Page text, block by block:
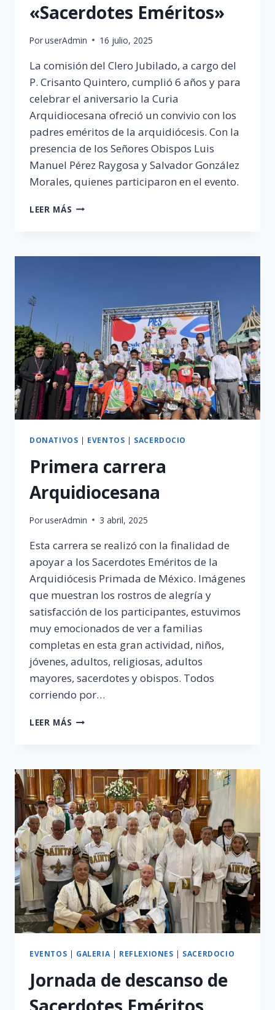
«Sacerdotes Eméritos»
PoruserAdmin 16 julio, 2025
La comisión del Clero Jubilado, a cargo del
P. Crisanto Quintero, cumplió 6 años y para
celebrar el aniversario la Curia
Arquidiocesana ofreció un convivio con los
padres eméritos de la arquidiócesis. Con la
presencia de los Señores Obispos Luis
Manuel Pérez Raygosa y Salvador González
Morales, quienes participaron en el evento.
LEER MÁS SEXTO
DONATIVOS | EVENTOS | SACERDOCIO
Primera carrera
Arquidiocesana
PoruserAdmin 3 abril, 2025
Esta carrera se realizó con la finalidad de
apoyar a los Sacerdotes Eméritos de la
Arquidiócesis Primada de México. Imágenes
que muestran los rostros de alegría y
satisfacción de los participantes, estuvimos
muy emocionados de ver a familias
completas en esta gran actividad, niños,
jóvenes, adultos, religiosas, adultos
mayores, sacerdotes y obispos. Todos
corriendo por…
LEER MÁS PRIMERA
EVENTOS | GALERIA | REFLEXIONES | SACERDOCIO
Jornada de descanso de